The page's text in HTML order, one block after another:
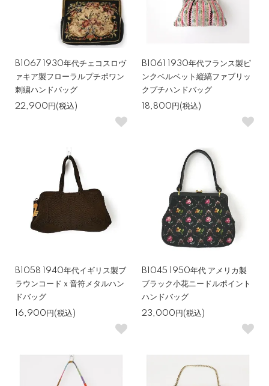
B1067 1930年代チェコスロヴ
ァキア製フローラルプチポワン
刺繍ハンドバッグ
22,900円(税込)
B1061 1930年代フランス製ピ
ンクベルベット縦縞ファブリッ
クプチハンドバッグ
18,800円(税込)
B1058 1940年代イギリス製ブ
ラウンコードｘ音符メタルハン
ドバッグ
16,900円(税込)
B1045 1950年代 アメリカ製
ブラック小花ニードルポイント
ハンドバッグ
23,000円(税込)